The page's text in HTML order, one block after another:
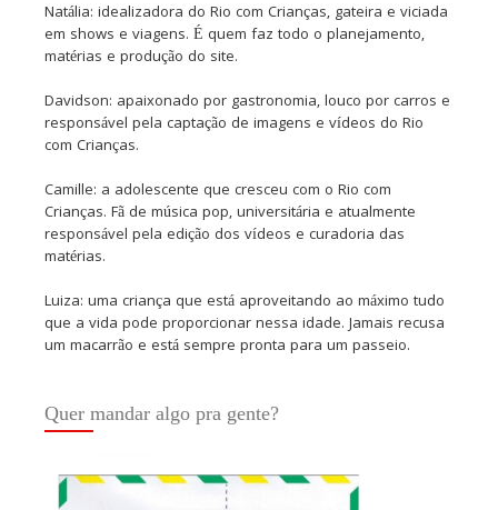
Natália: idealizadora do Rio com Crianças, gateira e viciada
em shows e viagens. É quem faz todo o planejamento,
matérias e produção do site.
Davidson: apaixonado por gastronomia, louco por carros e
responsável pela captação de imagens e vídeos do Rio
com Crianças.
Camille: a adolescente que cresceu com o Rio com
Crianças. Fã de música pop, universitária e atualmente
responsável pela edição dos vídeos e curadoria das
matérias.
Luiza: uma criança que está aproveitando ao máximo tudo
que a vida pode proporcionar nessa idade. Jamais recusa
um macarrão e está sempre pronta para um passeio.
Quer mandar algo pra gente?